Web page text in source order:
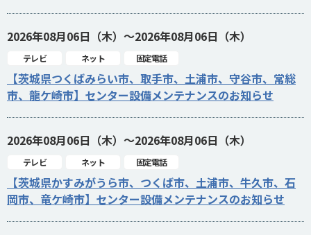
2026年08月06日（木）～2026年08月06日（木）
テレビ ネット 固定電話
【茨城県つくばみらい市、取手市、土浦市、守谷市、常総
市、龍ケ崎市】センター設備メンテナンスのお知らせ
2026年08月06日（木）～2026年08月06日（木）
テレビ ネット 固定電話
【茨城県かすみがうら市、つくば市、土浦市、牛久市、石
岡市、竜ケ崎市】センター設備メンテナンスのお知らせ